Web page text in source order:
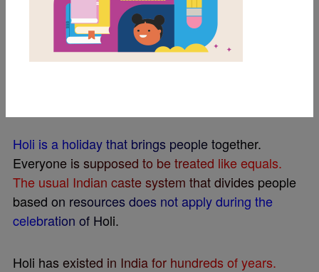
namefor H liisth esti l
amebe epeoplethrow co
terandpowderateachotheronthisd
Holi is a holidaythat brings peopletogether.
Everyone is supposed to betreated likeequals.
The usual Indian castesystem thatdivides people
based on resources does notapplyduring the
celebration of Holi.
Holi has existed in Indiafor hundreds ofyears.